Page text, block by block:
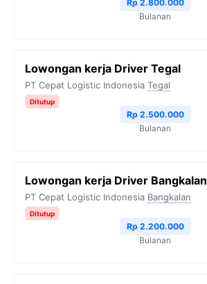
Rp 2.800.000
Bulanan
Lowongan kerja Driver Tegal
PT Cepat Logistic Indonesia Tegal
Ditutup
Rp 2.500.000
Bulanan
Lowongan kerja Driver Bangkalan
PT Cepat Logistic Indonesia Bangkalan
Ditutup
Rp 2.200.000
Bulanan